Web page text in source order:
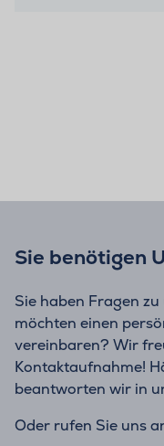
Sie benötigen
Sie haben Fragen
möchten einen
vereinbaren? Wir
Kontaktaufnahme!
beantworten wir in
Oder rufen Sie uns